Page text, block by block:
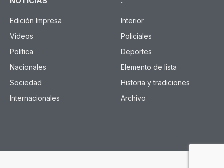
Edición Impresa
Videos
Política
Nacionales
Sociedad
Internacionales
Interior
Policiales
Deportes
Elemento de lista
Historia y tradiciones
Archivo